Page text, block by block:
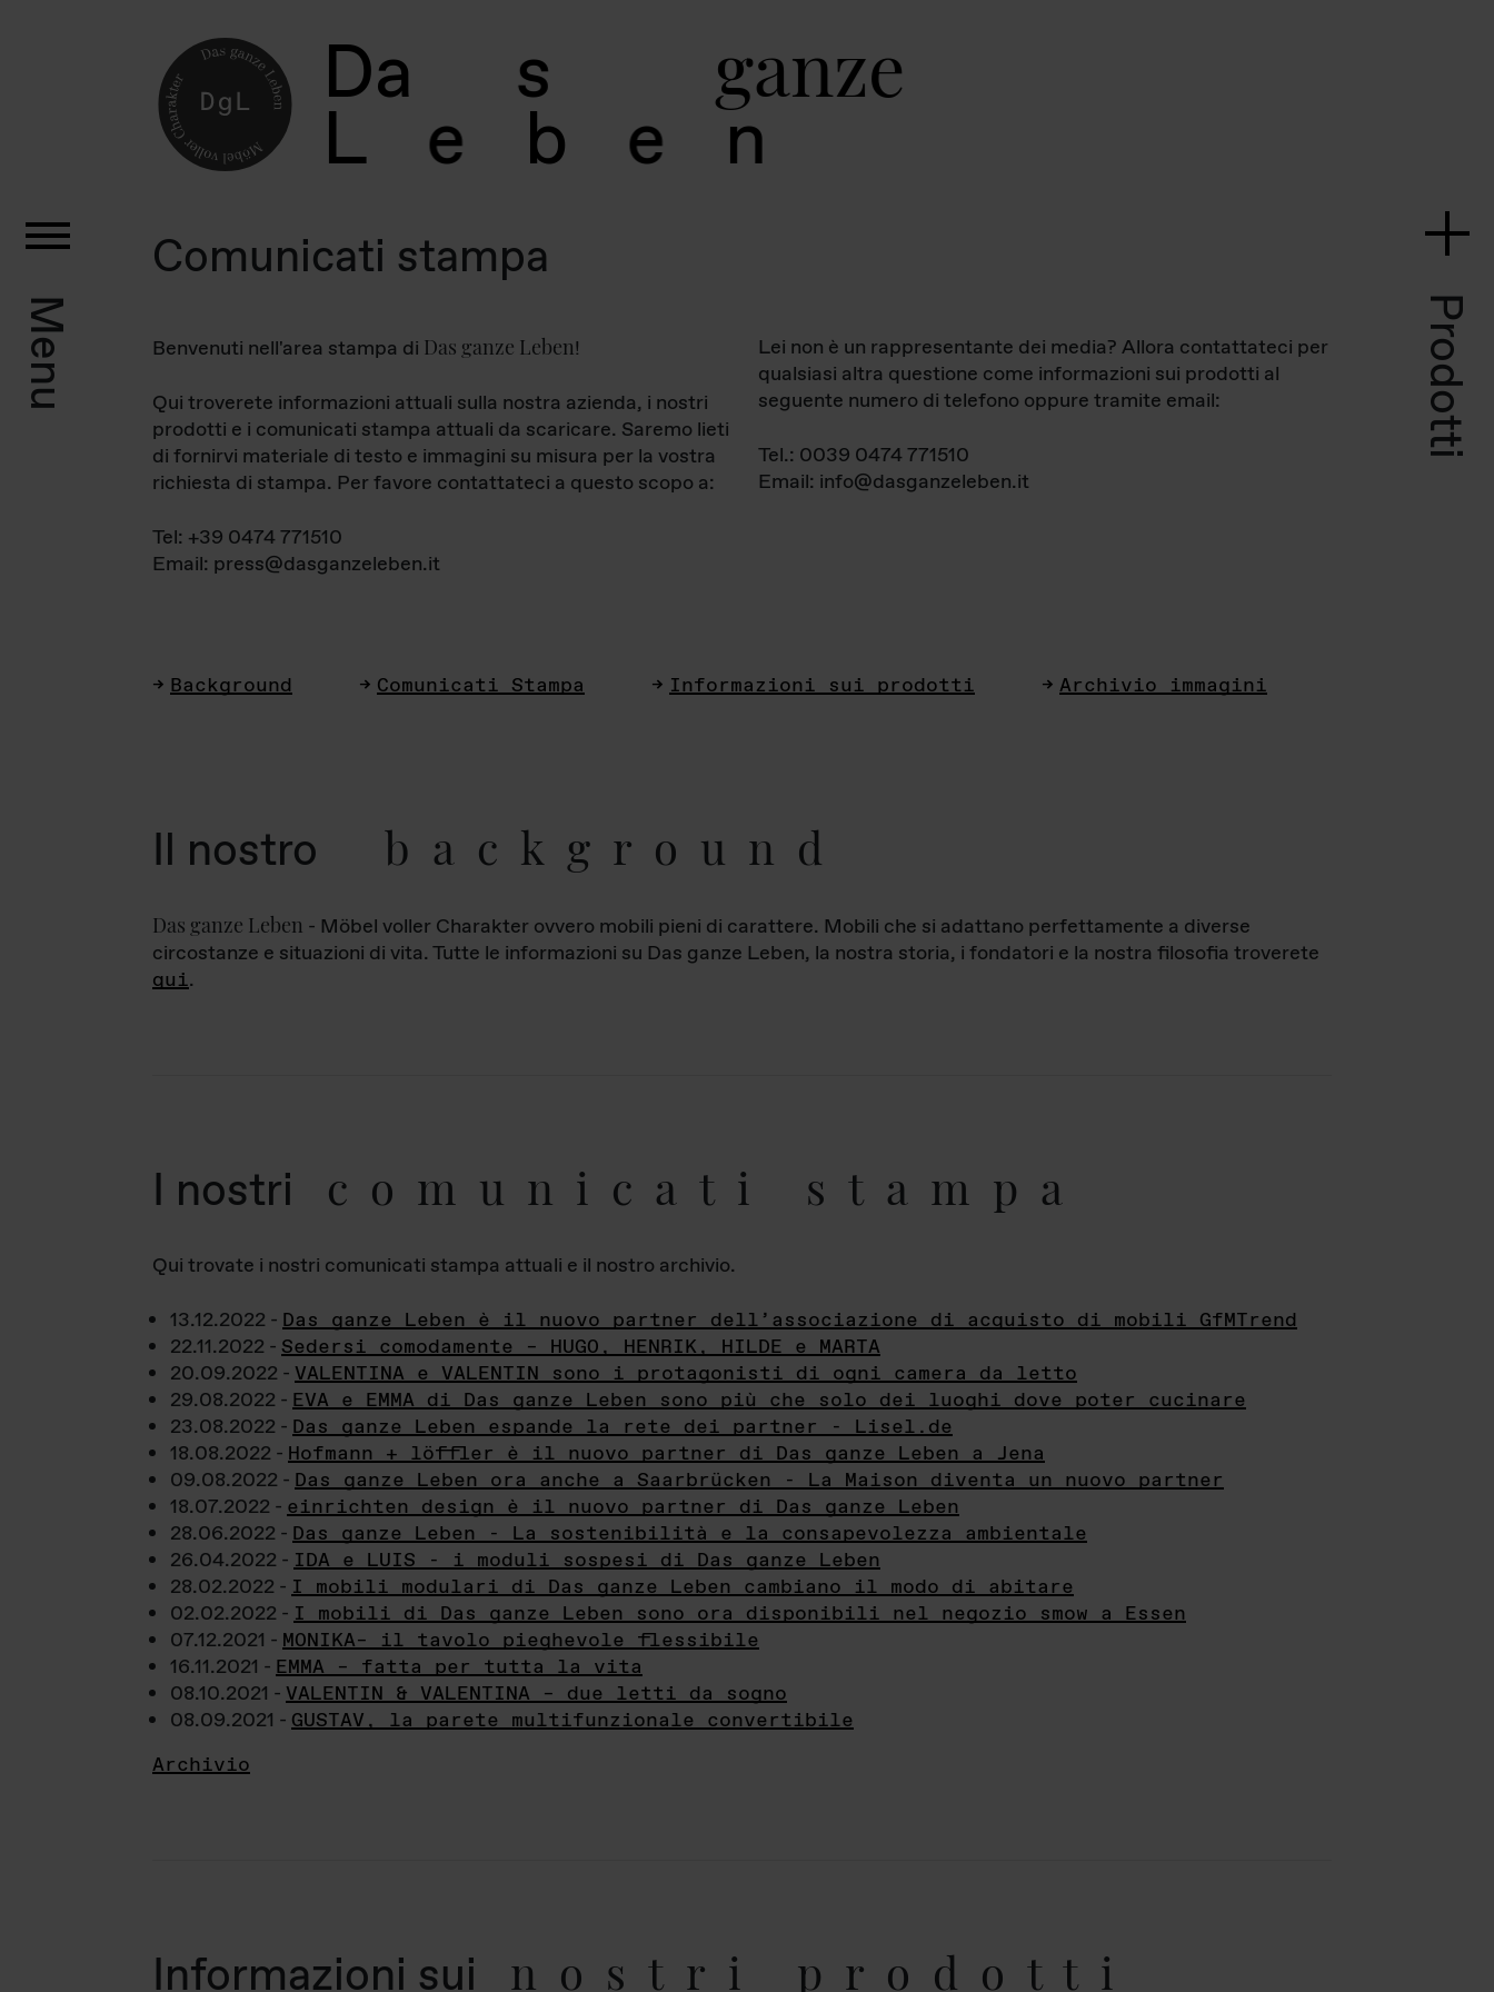
Da s ganz
L e b
Menu Prodotti
Comunicati stampa
Benvenuti nell'area stampa di Das ganze Leben!
Qui troverete informazioni attuali sulla nostra azienda, i nostri
prodotti e i comunicati stampa attuali da scaricare. Saremo lieti
di fornirvi materiale di testo e immagini su misura per la vostra
richiesta di stampa. Per favore contattateci a questo scopo a:
Tel: +39 0474 771510
Email: press@dasganzeleben.it
Lei non è un rappresentante dei media? Allora contattateci per
qualsiasi altra questione come informazioni sui prodotti al
seguente numero di telefono oppure tramite email:
Tel.: 0039 0474 771510
Email: info@dasganzeleben.it
Background Comunicati Stampa Informazioni sui prodotti Archivio immagini
Il nostro background
Das ganze Leben - Möbel voller Charakter ovvero mobili pieni di carattere. Mobili che si adattano perfettamente a diverse
circostanze e situazioni di vita. Tutte le informazioni su Das ganze Leben, la nostra storia, i fondatori e la nostra filosofia troverete
qui.
I nostri comunicati stampa
Qui trovate i nostri comunicati stampa attuali e il nostro archivio.
13.12.2022 - Das ganze Leben è il nuovo partner dell’associazione di acquisto di mobili GfMTrend
22.11.2022 - Sedersi comodamente – HUGO, HENRIK, HILDE e MARTA
20.09.2022 - VALENTINA e VALENTIN sono i protagonisti di ogni camera da letto
29.08.2022 - EVA e EMMA di Das ganze Leben sono più che solo dei luoghi dove poter cucinare
23.08.2022 - Das ganze Leben espande la rete dei partner - Lisel.de
18.08.2022 - Hofmann + löffler è il nuovo partner di Das ganze Leben a Jena
09.08.2022 - Das ganze Leben ora anche a Saarbrücken - La Maison diventa un nuovo partner
18.07.2022 - einrichten design è il nuovo partner di Das ganze Leben
28.06.2022 - Das ganze Leben - La sostenibilità e la consapevolezza ambientale
26.04.2022 - IDA e LUIS - i moduli sospesi di Das ganze Leben
28.02.2022 - I mobili modulari di Das ganze Leben cambiano il modo di abitare
02.02.2022 - I mobili di Das ganze Leben sono ora disponibili nel negozio smow a Essen
07.12.2021 - MONIKA– il tavolo pieghevole flessibile
16.11.2021 - EMMA – fatta per tutta la vita
08.10.2021 - VALENTIN & VALENTINA – due letti da sogno
08.09.2021 - GUSTAV, la parete multifunzionale convertibile
Archivio
Informazioni sui nostri prodotti